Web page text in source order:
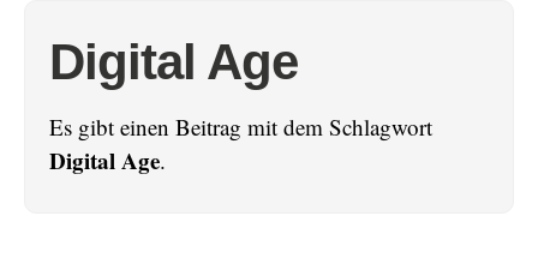
Digital Age
Es gibt einen Beitrag mit dem Schlagwort
Digital Age.